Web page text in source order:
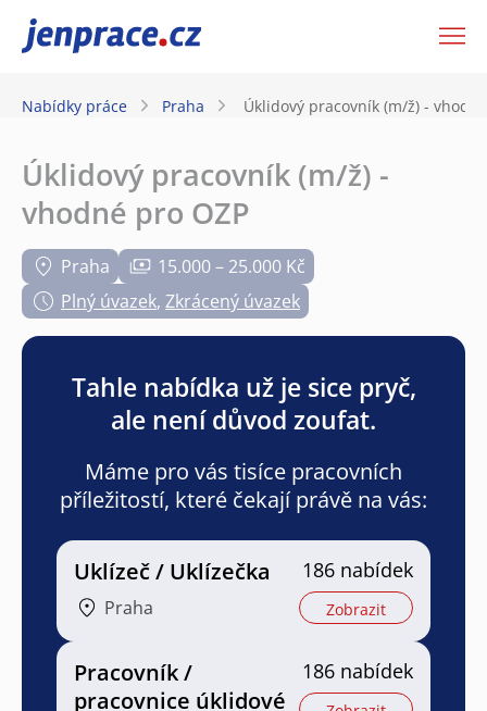
JenPráce.cz
Nabídky práce Praha Úklidový pracovník (m/ž) -
Úklidový pracovník (m/ž) -
vhodné pro OZP
Praha
15.000 – 25.000 Kč
Plný úvazek, Zkrácený úvazek
Tahle nabídka už je sice pryč,
ale není důvod zoufat.
Máme pro vás tisíce pracovních
příležitostí, které čekají právě na vás:
Uklízeč / Uklízečka
Praha
186 nabídek
Zobrazit
Pracovník /
pracovnice úklidové
186 nabídek